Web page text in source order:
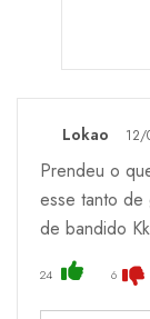
Lokao 12/
Prendeu o
esse tanto de
de bandido
24 6